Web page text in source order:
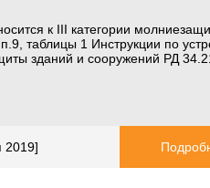
к III категории
таблицы 1 Инструкции по
зданий и сооружений РД
2019]